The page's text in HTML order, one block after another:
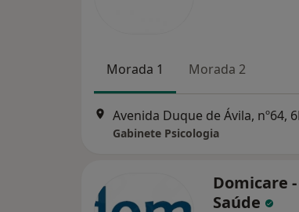
Morada 1 Morada 2
Avenida Duque de Ávila, nº64,
Gabinete Psicologia
Domicare
Saúde